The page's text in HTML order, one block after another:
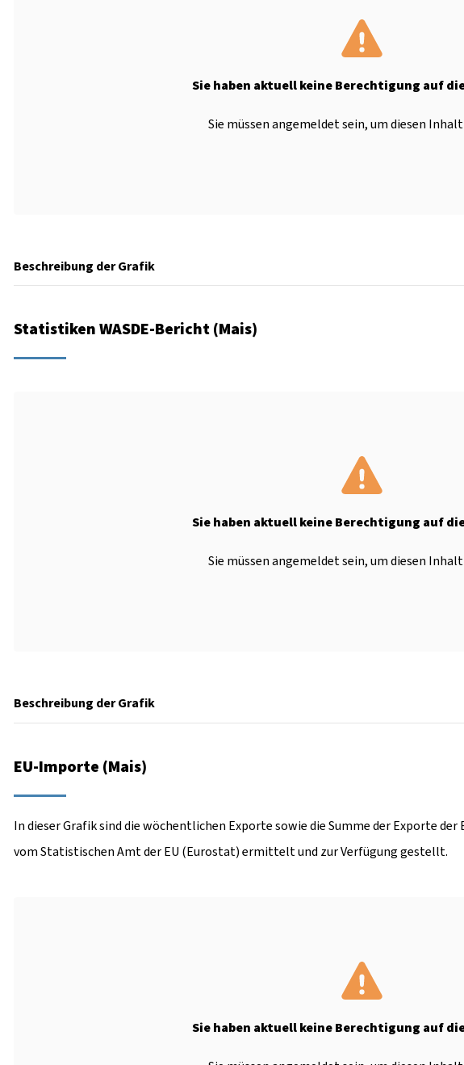
Sie haben aktuell keine Berechtigung auf
Sie müssen angemeldet sein, um diesen Inhalt
Beschreibung der Grafik
Statistiken WASDE-Bericht (Mais)
Sie haben aktuell keine Berechtigung auf
Sie müssen angemeldet sein, um diesen Inhalt
Beschreibung der Grafik
EU-Importe (Mais)
In dieser Grafik sind die wöchentlichen Exporte sowie die Summe der Exporte
vom Statistischen Amt der EU (Eurostat) ermittelt und zur Verfügung gestellt.
Sie haben aktuell keine Berechtigung auf